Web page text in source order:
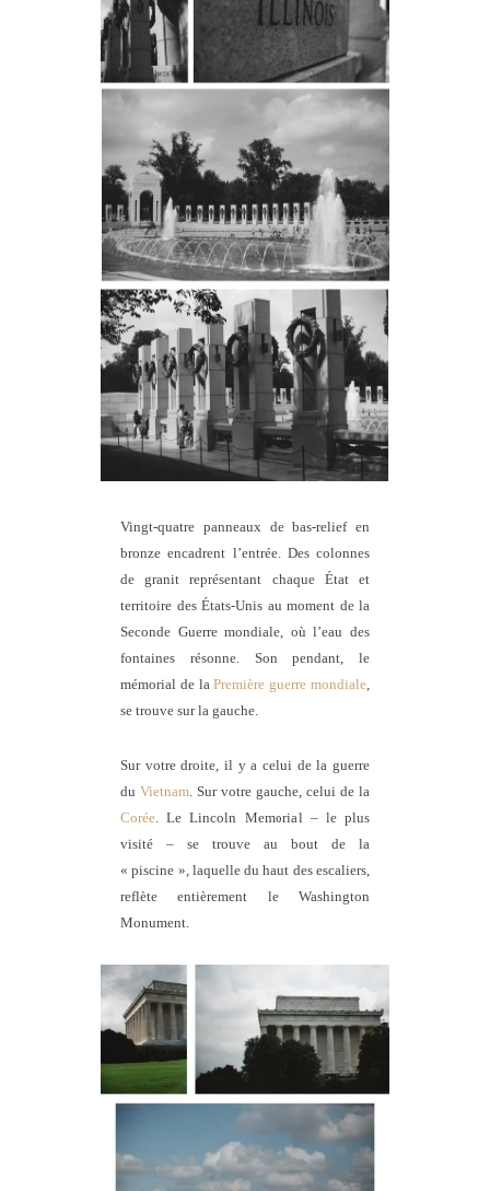
Vingt-quatre panneaux de bas-relief en
bronze encadrent l’entrée. Des colonnes
de granit représentant chaque État et
territoire des États-Unis au moment de la
Seconde Guerre mondiale, où l’eau des
fontaines résonne. Son pendant, le
mémorial de laPremière guerre mondiale
se trouve sur la gauche.
Sur votre droite, il y a celui de la guerre
du Vietnam . Sur votre gauche, celui de la
Corée . Le Lincoln Memorial – le plus
visité – se trouve au bout de la
« piscine », laquelle du haut des escaliers,
reflète entièrement le Washington
Monument.